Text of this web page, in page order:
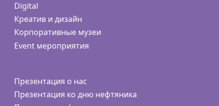
Digital
Креатив и дизайн
Корпоративные музеи
Event мероприятия
Презентация о нас
Презентация ко дню нефтяника